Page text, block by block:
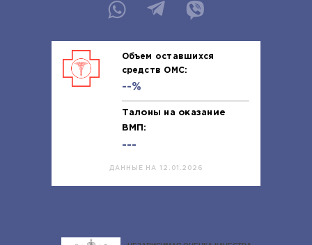
Объем оставшихся
средств ОМС:
--%
Талоны на оказание
ВМП:
---
ДАННЫЕ НА 12.01.2026